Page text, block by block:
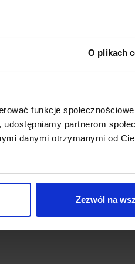
O plikach
funkcje
partnerom
danymi otrzymanymi od
Zezwól na